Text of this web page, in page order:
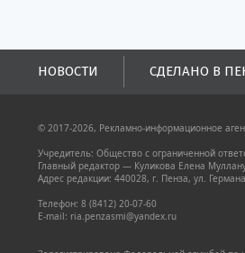
НОВОСТИ СДЕЛАНО В
© 2017-2026, Рекламно-информационное
Учредитель: Общество с ограниченной
Главный редактор — Куликова Елена
Адрес редакции: 440028, г. Пенза, ул.
Телефон: 8 (8412) 20-07-60
E-mail: ria.penzasmi@yandex.ru